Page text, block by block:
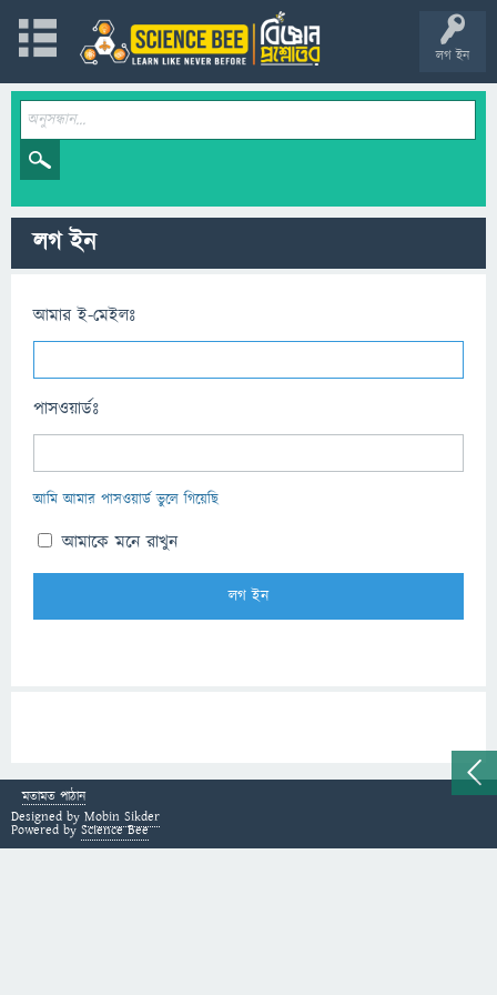
লগ ইন
লগ ইন
আমার ই-মেইলঃ
পাসওয়ার্ডঃ
আমি আমার পাসওয়ার্ড ভুলে গিয়েছি
আমাকে মনে রাখুন
মতামত পাঠান
Designed by Mobin Sikder
Powered by Science Bee